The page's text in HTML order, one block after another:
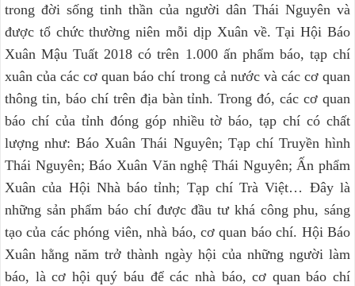
trong đời sống tinh thần của người dân Thái Nguyên và
được tổ chức thường niên mỗi dịp Xuân về. Tại Hội Báo
Xuân Mậu Tuất 2018 có trên 1.000 ấn phẩm báo, tạp chí
xuân của các cơ quan báo chí trong cả nước và các cơ quan
thông tin, báo chí trên địa bàn tỉnh. Trong đó, các cơ quan
báo chí của tỉnh đóng góp nhiều tờ báo, tạp chí có chất
lượng như: Báo Xuân Thái Nguyên; Tạp chí Truyền hình
Thái Nguyên; Báo Xuân Văn nghệ Thái Nguyên; Ấn phẩm
Xuân của Hội Nhà báo tỉnh; Tạp chí Trà Việt… Đây là
những sản phẩm báo chí được đầu tư khá công phu, sáng
tạo của các phóng viên, nhà báo, cơ quan báo chí. Hội Báo
Xuân hằng năm trở thành ngày hội của những người làm
báo, là cơ hội quý báu để các nhà báo, cơ quan báo chí